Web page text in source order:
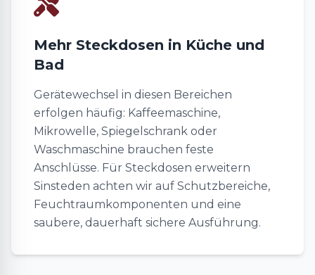
Mehr Steckdosen in Küche und
Bad
Gerätewechsel in diesen Bereichen
erfolgen häufig: Kaffeemaschine,
Mikrowelle, Spiegelschrank oder
Waschmaschine brauchen feste
Anschlüsse. Für Steckdosen erweitern
Sinsteden achten wir auf Schutzbereiche,
Feuchtraumkomponenten und eine
saubere, dauerhaft sichere Ausführung.